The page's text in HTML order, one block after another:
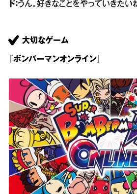
ド：うん。好きなことをやっていきたい
大切なゲーム
『ボンバーマンオンライン』